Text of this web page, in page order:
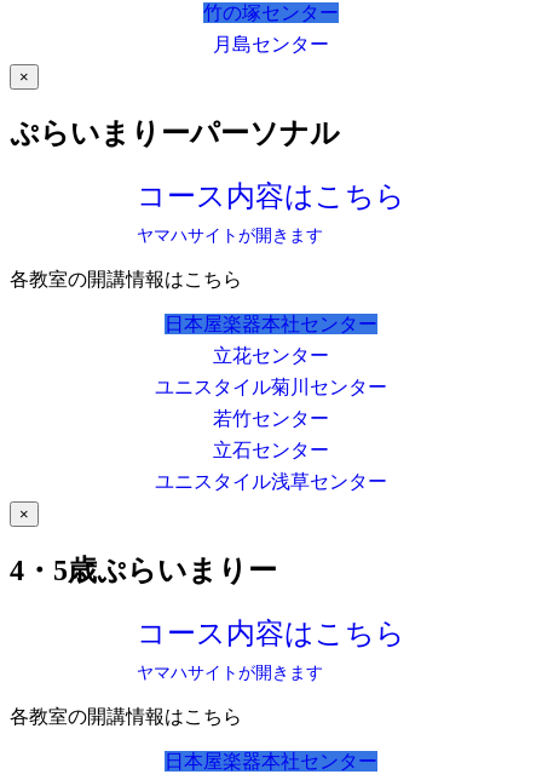
竹の塚センター
月島センター
×
ぷらいまりーパーソナル
コース内容はこちら
ヤマハサイトが開きます
各教室の開講情報はこちら
日本屋楽器本社センター
立花センター
ユニスタイル菊川センター
若竹センター
立石センター
ユニスタイル浅草センター
×
4・5歳ぷらいまりー
コース内容はこちら
ヤマハサイトが開きます
各教室の開講情報はこちら
日本屋楽器本社センター